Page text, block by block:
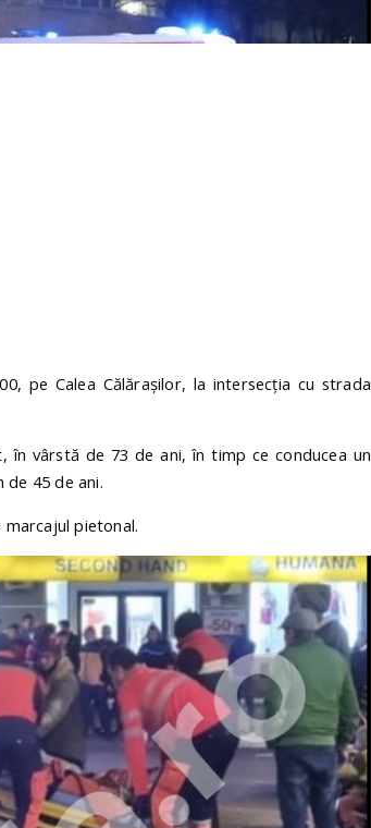
pe Calea Călărașilor, la intersecția cu strada
vârstă de 73 de ani, în timp ce conducea un
45 de ani.
pietonal.